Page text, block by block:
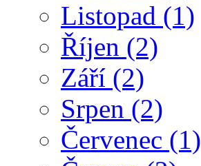
Listopad (1)
Říjen (2)
Září (2)
Srpen (2)
Červenec (1)